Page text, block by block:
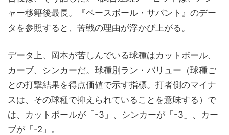
ャー移籍後最長。『ベースボール・サバント』のデー
タを参照すると、苦戦の理由が浮かび上がる。
データ上、岡本が苦しんでいる球種はカットボール、
カーブ、シンカーだ。球種別ラン・バリュー（球種ご
との打撃結果を得点価値で示す指標。打者側のマイナ
スは、その球種で抑えられていることを意味する）で
は、カットボールが「-3」、シンカーが「-3」、カー
ブが「-2」。